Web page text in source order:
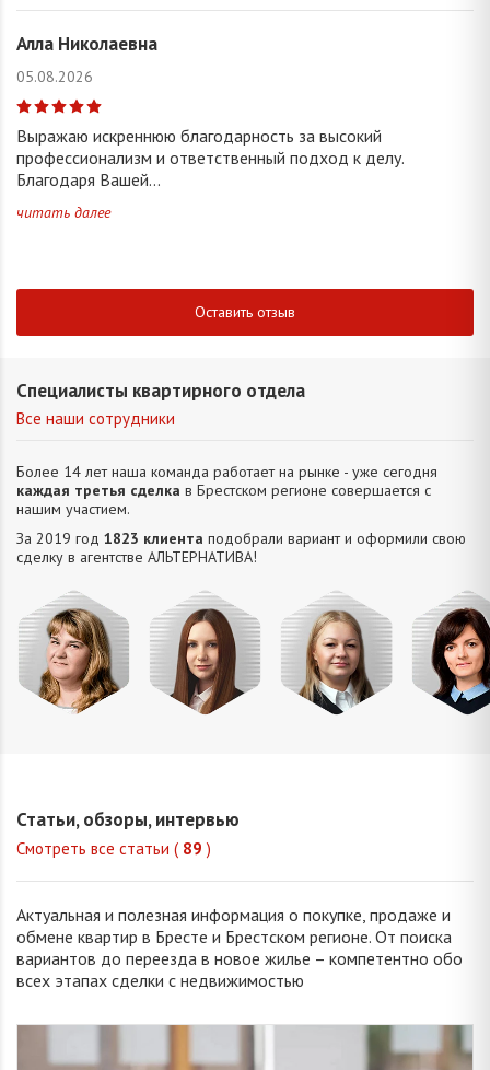
Алла Николаевна
05.08.2026
Выражаю искреннюю благодарность за высокий
профессионализм и ответственный подход к делу.
Благодаря Вашей...
читать далее
Оставить отзыв
Специалисты квартирного отдела
Все наши сотрудники
Более 14 лет наша команда работает на рынке - уже сегодня
каждая третья сделка в Брестском регионе совершается с
нашим участием.
За 2019 год 1823 клиента подобрали вариант и оформили свою
сделку в агентстве АЛЬТЕРНАТИВA!
Статьи, обзоры, интервью
Смотреть все статьи ( 89 )
Актуальная и полезная информация о покупке, продаже и
обмене квартир в Бресте и Брестском регионе. От поиска
вариантов до переезда в новое жилье – компетентно обо
всех этапах сделки с недвижимостью